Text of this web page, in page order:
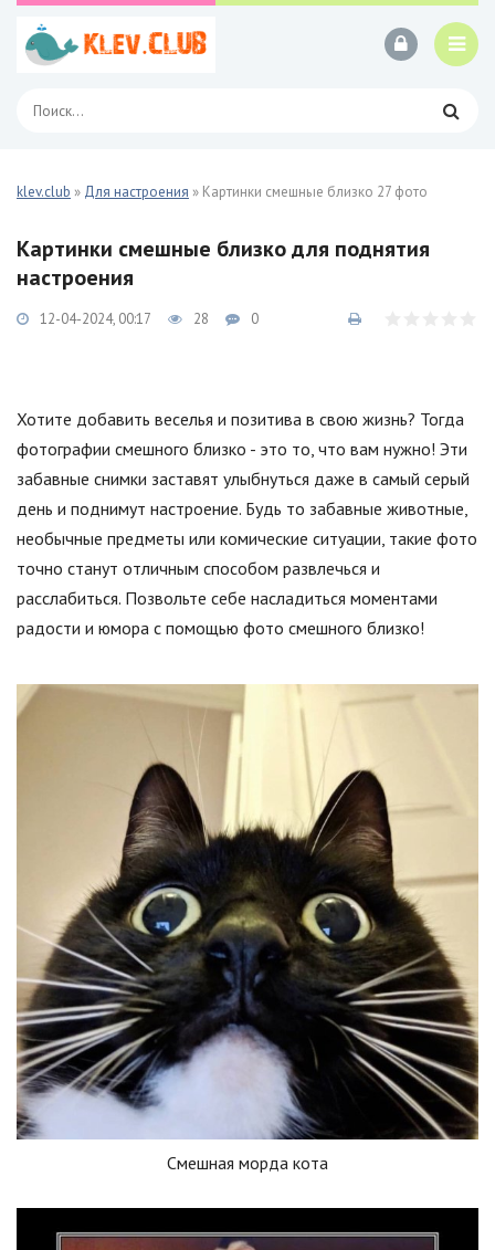
klev.club » Для настроения » Картинки смешные близко 27 фото
Картинки смешные близко для поднятия
настроения
12-04-2024, 00:17 28 0
Хотите добавить веселья и позитива в свою жизнь? Тогда
фотографии смешного близко - это то, что вам нужно! Эти
забавные снимки заставят улыбнуться даже в самый серый
день и поднимут настроение. Будь то забавные животные,
необычные предметы или комические ситуации, такие фото
точно станут отличным способом развлечься и
расслабиться. Позвольте себе насладиться моментами
радости и юмора с помощью фото смешного близко!
Смешная морда кота